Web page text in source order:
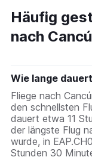
Häufig
nach
Wie lange
Fliege nach
den schnellsten
dauert etwa 11
der längste Flug
wurde, in
Stunden 30